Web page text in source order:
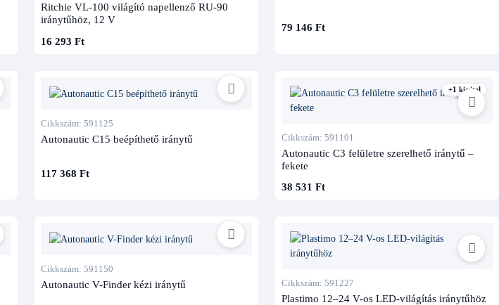
Ritchie VL-100 világító napellenző RU-90
iránytűhöz, 12 V
16 293 Ft
79 146 Ft
Cikkszám: 591125
Autonautic C15 beépíthető iránytű
117 368 Ft
+1 kivitel
Cikkszám: 591101
Autonautic C3 felületre szerelhető iránytű –
fekete
38 531 Ft
Cikkszám: 591150
Autonautic V-Finder kézi iránytű Cikkszám: 591227
Plastimo 12–24 V-os LED-világítás iránytűhöz